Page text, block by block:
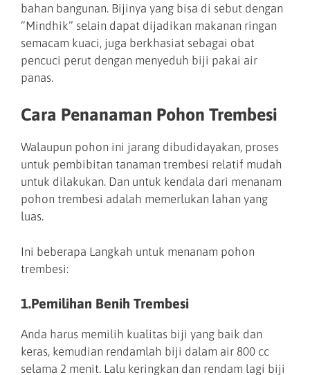
bahan bangunan. Bijinya yang bisa di sebut dengan
“Mindhik” selain dapat dijadikan makanan ringan
semacam kuaci, juga berkhasiat sebagai obat
pencuci perut dengan menyeduh biji pakai air
panas.
Cara Penanaman Pohon Trembesi
Walaupun pohon ini jarang dibudidayakan, proses
untuk pembibitan tanaman trembesi relatif mudah
untuk dilakukan. Dan untuk kendala dari menanam
pohon trembesi adalah memerlukan lahan yang
luas.
Ini beberapa Langkah untuk menanam pohon
trembesi:
1.Pemilihan Benih Trembesi
Anda harus memilih kualitas biji yang baik dan
keras, kemudian rendamlah biji dalam air 800 cc
selama 2 menit. Lalu keringkan dan rendam lagi biji